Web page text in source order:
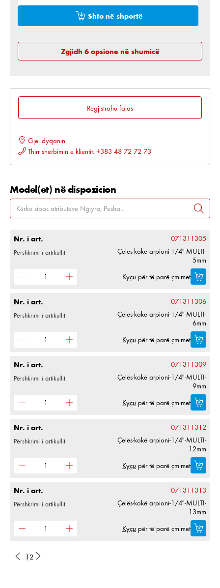
Shto në shportë
Zgjidh 6 opsione në shumicë
Regjistrohu falas
Gjej dyqanin
Thirr shërbimin e klientit: +383 48 72 72 73
Model(et) në dispozicion
Nr. i art. 071311305
Përshkrimi i artikullit
Çelës-kokë arpioni-1/4"-MULTI-
5mm
Kyçu për të parë çmimet
Nr. i art. 071311306
Përshkrimi i artikullit
Çelës-kokë arpioni-1/4"-MULTI-
6mm
Kyçu për të parë çmimet
Nr. i art. 071311309
Përshkrimi i artikullit
Çelës-kokë arpioni-1/4"-MULTI-
9mm
Kyçu për të parë çmimet
Nr. i art. 071311312
Përshkrimi i artikullit
Çelës-kokë arpioni-1/4"-MULTI-
12mm
Kyçu për të parë çmimet
Nr. i art. 071311313
Përshkrimi i artikullit
Çelës-kokë arpioni-1/4"-MULTI-
13mm
Kyçu për të parë çmimet
1 2